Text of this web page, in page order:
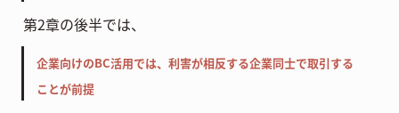
第2章の後半では、
企業向けのBC活用では、利害が相反する企業同士で取引する
ことが前提